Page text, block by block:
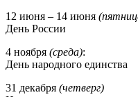
12 июня – 14 июня
День России
4 ноября (среда):
День народного единства
31 декабря (четверг)